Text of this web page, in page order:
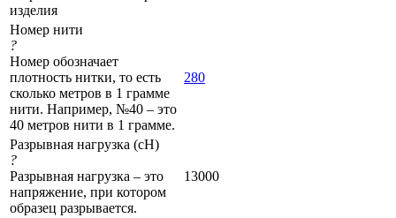
изделия
Номер нити
?
Номер обозначает
плотность нитки, то есть
сколько метров в 1 грамме
нити. Например, №40 – это
40 метров нити в 1 грамме.
280
Разрывная нагрузка (сН)
?
Разрывная нагрузка – это
напряжение, при котором
образец разрывается.
13000